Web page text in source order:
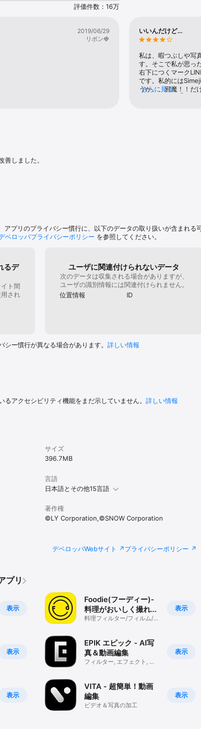
在。
ョン期間が終了する24時間以内に自動的に更新され、各アプリスト
購入後に各アプリストアの設定からいつでも解除可能です。
のコンテンツを自動ダウンロード（無料）するために、ネットワーク
種とiOSバージョンを記載して、アプリ内の設定＞お問合せまでお送
評価件数：16万
2019/06/29
リボン🍓
いいんだけど…
私は、暇つぶしや写
す。そこで私が思っ
右下につくマーク
です。私的には
うか、、邪魔！！だ
さらに見る
しました。
アプリのプライバシー慣行に、以下のデータの取り扱いが含まれる
ベロッパプライバシーポリシー を参照してください。
るデ
ト間
され
ユーザに関連付けられないデータ
次のデータは収集される場合がありますが、
ユーザの識別情報には関連付けられません。
位置情報
ID
ー慣行が異なる場合があります。 詳しい情報
アクセシビリティ機能をまだ示していません。 詳しい情報
サイズ
396.7 MB
言語
日本語とその他15言語
著作権
©LY Corporation,©SNOW Corporation
デベロッパWebサイト プライバシーポリシー
プリ
表示
表示
表示
表示
Foodie(フーディー)-
料理がおいしく撮れる
カメラ
料理フィルター/フィルム/
表示
EPIK エピック - AI写
真＆動画編集
フィルター, エフェクト, レ
表示
VITA - 超簡単！動画
編集
ビデオ＆写真の加工